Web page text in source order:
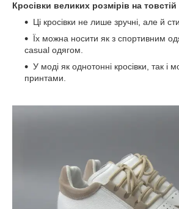
Кросівки великих розмірів на товстій
Ці кросівки не лише зручні, але й
Їх можна носити як з спортивним
casual одягом.
У моді як однотонні кросівки, так і
принтами.